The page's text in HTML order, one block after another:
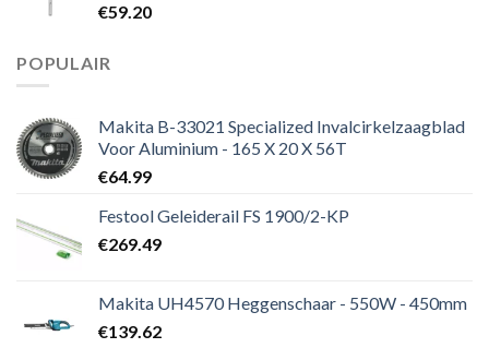
€59.20
POPULAIR
Makita B-33021 Specialized Invalcirkelzaagblad
Voor Aluminium - 165 X 20 X 56T
€64.99
Festool Geleiderail FS 1900/2-KP
€269.49
Makita UH4570 Heggenschaar - 550W - 450mm
€139.62